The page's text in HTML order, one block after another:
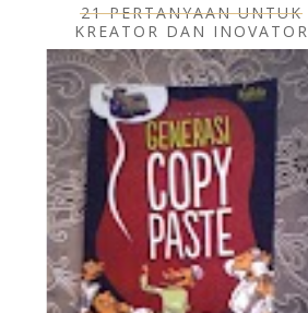
21 PERTANYAAN UNTUK
KREATOR DAN INOVATOR